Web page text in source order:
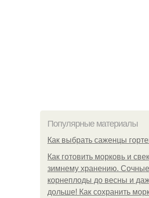
Популярные материалы
Как выбрать саженцы
Как готовить морковь и
зимнему хранению. Сочные
корнеплоды до весны и
дольше! Как сохранить